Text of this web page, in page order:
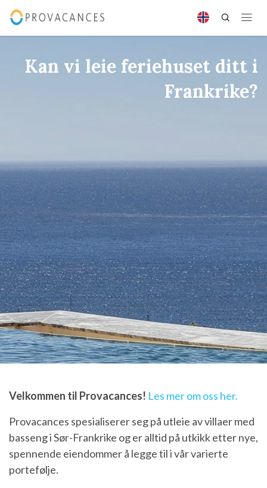
Kan vi leie feriehuset ditt i
Frankrike?
Velkommen til Provacances! Les mer om oss her.
Provacances spesialiserer seg på utleie av villaer med
basseng i Sør-Frankrike og er alltid på utkikk etter nye,
spennende eiendommer å legge til i vår varierte
portefølje.